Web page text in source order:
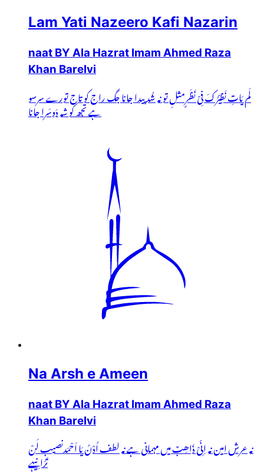
Lam Yati Nazeero Kafi Nazarin
naat BY Ala Hazrat Imam Ahmed Raza
Khan Barelvi
لَم یَاتِ نَظِیْرُکَ فِیْ نَظَرٍمثلِ تو نہ شُد پیدا جانا جگ راج کو تاج تورے سرسو
ہے تجھ کو شہ دَوسَرا جانا
Na Arsh e Ameen
naat BY Ala Hazrat Imam Ahmed Raza
Khan Barelvi
نہ عرشِ امین نہ اِنِّیْ ذَاھِبٌ میں مہمانی ہے نہ لطف اُدْنُ یَا اَحْمَدنصیب لَنْ
تَرَانِیہے